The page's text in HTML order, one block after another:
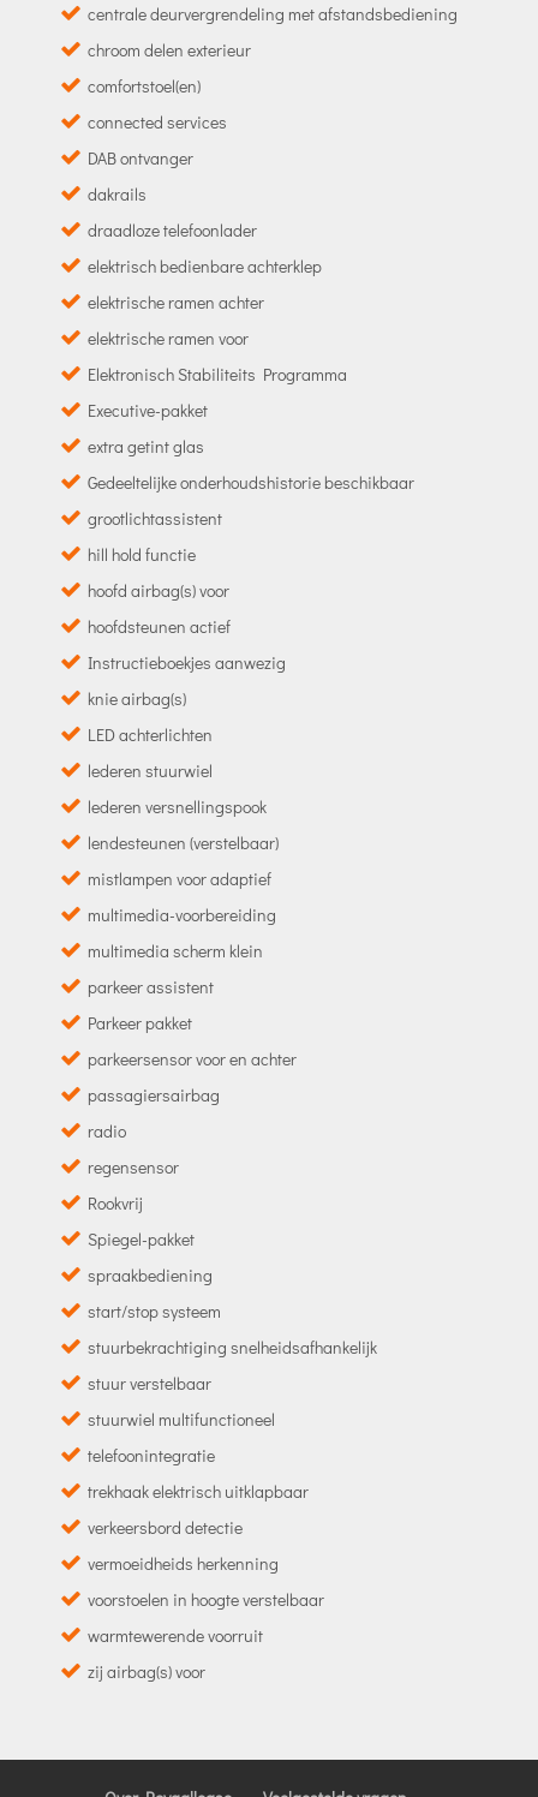
centrale deurvergrendeling met afstandsbediening
chroom delen exterieur
comfortstoel(en)
connected services
DAB ontvanger
dakrails
draadloze telefoonlader
elektrisch bedienbare achterklep
elektrische ramen achter
elektrische ramen voor
Elektronisch Stabiliteits Programma
Executive-pakket
extra getint glas
Gedeeltelijke onderhoudshistorie beschikbaar
grootlichtassistent
hill hold functie
hoofd airbag(s) voor
hoofdsteunen actief
Instructieboekjes aanwezig
knie airbag(s)
LED achterlichten
lederen stuurwiel
lederen versnellingspook
lendesteunen (verstelbaar)
mistlampen voor adaptief
multimedia-voorbereiding
multimedia scherm klein
parkeer assistent
Parkeer pakket
parkeersensor voor en achter
passagiersairbag
radio
regensensor
Rookvrij
Spiegel-pakket
spraakbediening
start/stop systeem
stuurbekrachtiging snelheidsafhankelijk
stuur verstelbaar
stuurwiel multifunctioneel
telefoonintegratie
trekhaak elektrisch uitklapbaar
verkeersbord detectie
vermoeidheids herkenning
voorstoelen in hoogte verstelbaar
warmtewerende voorruit
zij airbag(s) voor